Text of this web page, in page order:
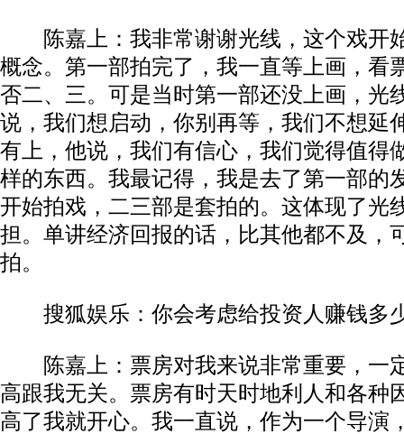
陈嘉上：我非常谢谢光线，这个戏开
概念。第一部拍完了，我一直等上画，看
否二、三。可是当时第一部还没上画，光
说，我们想启动，你别再等，我们不想延
有上，他说，我们有信心，我们觉得值得
样的东西。我最记得，我是去了第一部的
开始拍戏，二三部是套拍的。这体现了光
担。单讲经济回报的话，比其他都不及，
拍。
搜狐娱乐：你会考虑给投资人赚钱多
陈嘉上：票房对我来说非常重要，一
高跟我无关。票房有时天时地利人和各种
高了我就开心。我一直说，作为一个导演